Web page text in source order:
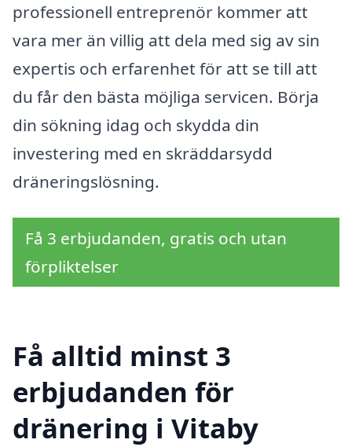
professionell entreprenör kommer att
vara mer än villig att dela med sig av sin
expertis och erfarenhet för att se till att
du får den bästa möjliga servicen. Börja
din sökning idag och skydda din
investering med en skräddarsydd
dräneringslösning.
Få 3 erbjudanden, gratis och utan
förpliktelser
Få alltid minst 3
erbjudanden för
dränering i Vitaby